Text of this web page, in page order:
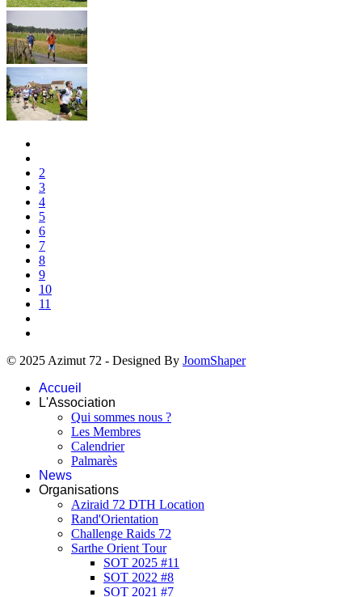
2
3
4
5
6
7
8
9
10
11
© 2025 Azimut 72 - Designed By JoomShaper
Accueil
L'Association
Qui sommes nous ?
Les Membres
Calendrier
Palmarès
News
Organisations
Aziraid 72 DTH Location
Rand'Orientation
Challenge Raids 72
Sarthe Orient Tour
SOT 2025 #11
SOT 2022 #8
SOT 2021 #7